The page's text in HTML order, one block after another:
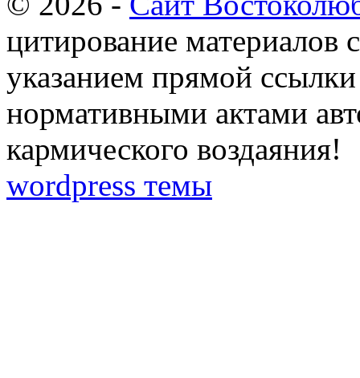
цитирование материалов
указанием прямой
нормативными актами
кармического воздаяния!
wordpress темы